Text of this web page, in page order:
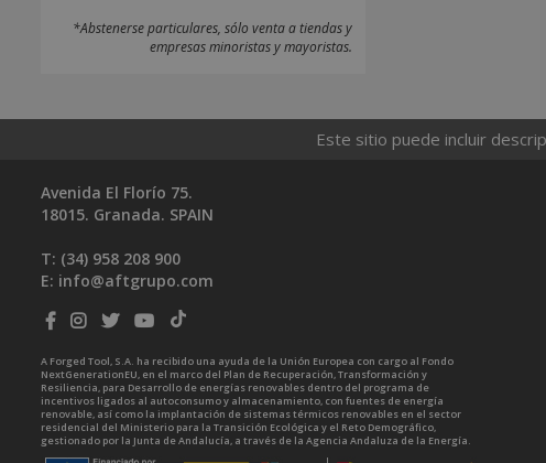
*Abstenerse particulares, sólo venta a tiendas y
empresas minoristas y mayoristas.
Este sitio puede incluir
Avenida El Florío 75.
18015. Granada. SPAIN
T: (34) 958 208 900
E: info@aftgrupo.com
A Forged Tool, S.A. ha recibido una ayuda de la Unión Europea con cargo al Fondo
NextGenerationEU, en el marco del Plan de Recuperación, Transformación y
Resiliencia, para Desarrollo de energías renovables dentro del programa de
incentivos ligados al autoconsumo y almacenamiento, con fuentes de energía
renovable, así como la implantación de sistemas térmicos renovables en el sector
residencial del Ministerio para la Transición Ecológica y el Reto Demográfico,
gestionado por la Junta de Andalucía, a través de la Agencia Andaluza de la Energía.